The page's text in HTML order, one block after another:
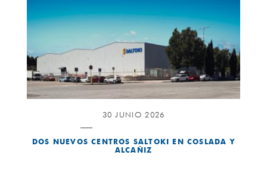
30 JUNIO 2026
DOS NUEVOS CENTROS SALTOKI EN COSLADA Y
ALCAÑIZ